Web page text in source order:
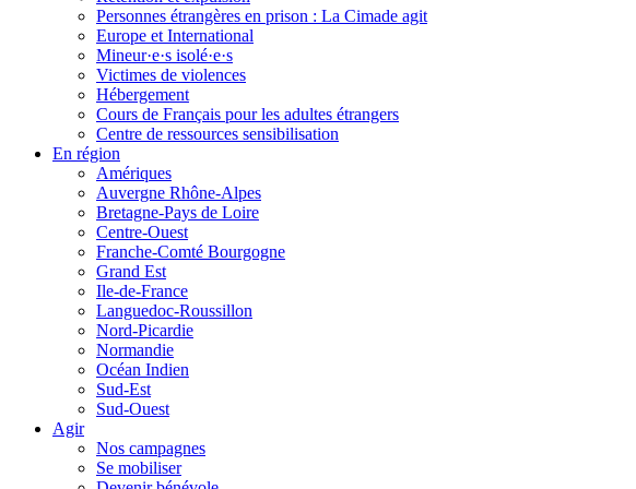
Personnes étrangères en prison : La Cimade agit
Europe et International
Mineur·e·s isolé·e·s
Victimes de violences
Hébergement
Cours de Français pour les adultes étrangers
Centre de ressources sensibilisation
En région
Amériques
Auvergne Rhône-Alpes
Bretagne-Pays de Loire
Centre-Ouest
Franche-Comté Bourgogne
Grand Est
Ile-de-France
Languedoc-Roussillon
Nord-Picardie
Normandie
Océan Indien
Sud-Est
Sud-Ouest
Agir
Nos campagnes
Se mobiliser